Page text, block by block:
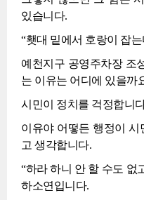
있습니다.
“횃대 밑에서 호랑이 잡
예천지구 공영주차장 조
는 이유는 어디에 있을까
시민이 정치를 걱정합니
이유야 어떻든 행정이
고 생각합니다.
“하라 하니 안 할 수도 없
하소연입니다.